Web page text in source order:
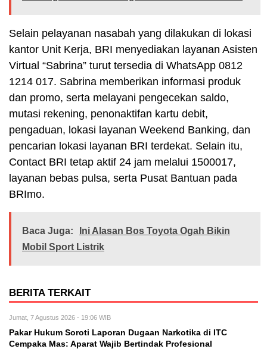
Selain pelayanan nasabah yang dilakukan di lokasi
kantor Unit Kerja, BRI menyediakan layanan Asisten
Virtual “Sabrina” turut tersedia di WhatsApp 0812
1214 017. Sabrina memberikan informasi produk
dan promo, serta melayani pengecekan saldo,
mutasi rekening, penonaktifan kartu debit,
pengaduan, lokasi layanan Weekend Banking, dan
pencarian lokasi layanan BRI terdekat. Selain itu,
Contact BRI tetap aktif 24 jam melalui 1500017,
layanan bebas pulsa, serta Pusat Bantuan pada
BRImo.
Baca Juga:
Ini Alasan Bos Toyota Ogah Bikin
Mobil Sport Listrik
BERITA TERKAIT
Jumat, 7 Agustus 2026 - 19:06 WIB
Pakar Hukum Soroti Laporan Dugaan Narkotika di ITC
Cempaka Mas: Aparat Wajib Bertindak Profesional